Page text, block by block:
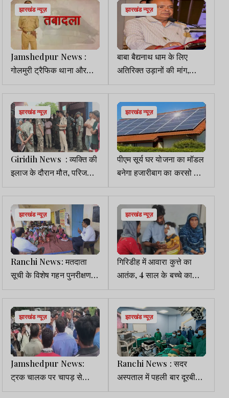
झारखंड न्यूज़
Jamshedpur News :
गोलमुरी ट्रैफिक थाना और
बर्मामाइंस थाना को मिले नए
प्रभारी
झारखंड न्यूज़
बाबा बैद्यनाथ धाम के लिए
अतिरिक्त उड़ानों की मांग,
इरफान अंसारी ने लिखा पत्र
झारखंड न्यूज़
Giridih News : व्यक्ति की
इलाज के दौरान मौत, परिजनों
ने जमकर किया हंगामा
झारखंड न्यूज़
पीएम सूर्य घर योजना का मॉडल
बनेगा हजारीबाग का करसो गांव,
छह माह तक चलेगा विशेष सौर
ऊर्जा अभियान
झारखंड न्यूज़
Ranchi News: मतदाता
सूची के विशेष गहन पुनरीक्षण
को लेकर अलर्ट मोड में निर्वाचन
आयोग
झारखंड न्यूज़
गिरिडीह में आवारा कुत्ते का
आतंक, 4 साल के बच्चे का
चेहरा नोचा, रिम्स रेफर
झारखंड न्यूज़
Jamshedpur News:
ट्रक चालक पर चापड़ से
जानलेवा हमला, हालत गंभीर
झारखंड न्यूज़
Ranchi News : सदर
अस्पताल में पहली बार दूरबीन
विधि से 1.45 किलो की तिल्ली